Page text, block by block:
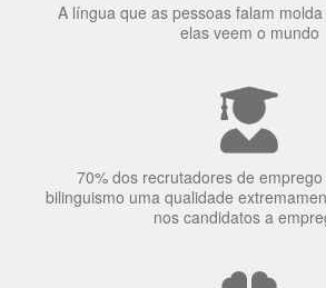
A língua que as pessoas falam
elas veem o mundo
70% dos recrutadores de
bilinguismo uma qualidade
nos candidatos a